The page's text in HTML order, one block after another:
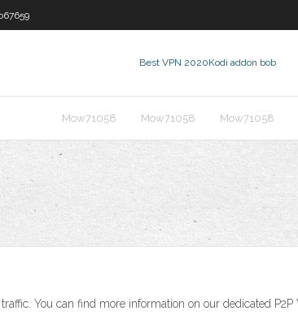
Best VPN 2020Kodi addon bob
Mow71058 Mow71058 Mow71058
You can find more information on our dedicated